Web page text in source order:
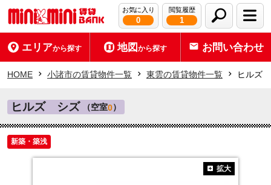
お気に入り
0
閲覧履歴
1
エリアから探す 地図から探す お問い合わせ
HOME 小諸市の賃貸物件一覧 東雲の賃貸物件一覧 ヒルズ
ヒルズ シズ （空室0）
新築・築浅
拡大